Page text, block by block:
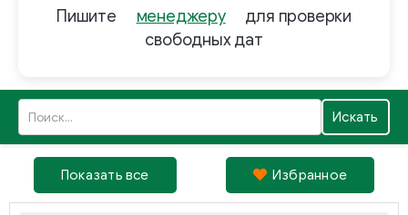
Пишите
менеджеру
для проверки
свободных дат
Искать
Показать все Избрaнное